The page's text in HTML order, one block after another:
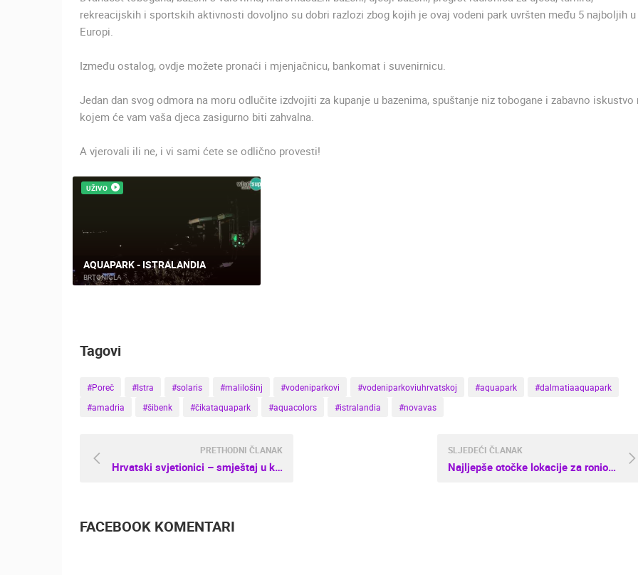
rekreacijskih i sportskih aktivnosti dovoljno su dobri razlozi zbog kojih je ovaj vodeni park uvršten među 5 najboljih u
Europi.
Između ostalog, ovdje možete pronaći i mjenjačnicu, bankomat i suvenirnicu.
Jedan dan svog odmora na moru odlučite izdvojiti za kupanje u bazenima, spuštanje niz tobogane i zabavno iskustvo
kojem će vam vaša djeca zasigurno biti zahvalna.
A vjerovali ili ne, i vi sami ćete se odlično provesti!
UŽIVO
AQUAPARK - ISTRALANDIA
BRTONIGLA
Tagovi
#Poreč #Istra #solaris #malilošinj #vodeniparkovi #vodeniparkoviuhrvatskoj #aquapark
#dalmatiaaquapark
#amadria
#šibenk #čikataquapark #aquacolors #istralandia #novavas
PRETHODNI ČLANAK
Hrvatski svjetionici – smještaj u kojem ćete poželjeti ostati zauvijek
SLJEDEĆI ČLANAK
Najljepše otočke lokacije za ronioce
FACEBOOK KOMENTARI